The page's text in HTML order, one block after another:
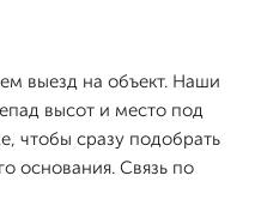
выезд на объект. Наши
высот и место под
чтобы сразу подобрать
основания. Связь по